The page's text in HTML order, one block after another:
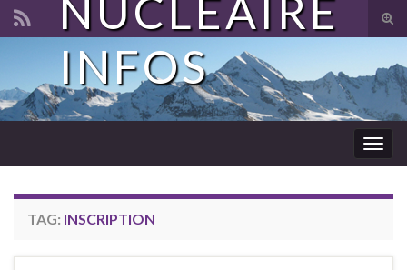
Search for:
NUCLÉAIRE
INFOS
TAG: INSCRIPTION